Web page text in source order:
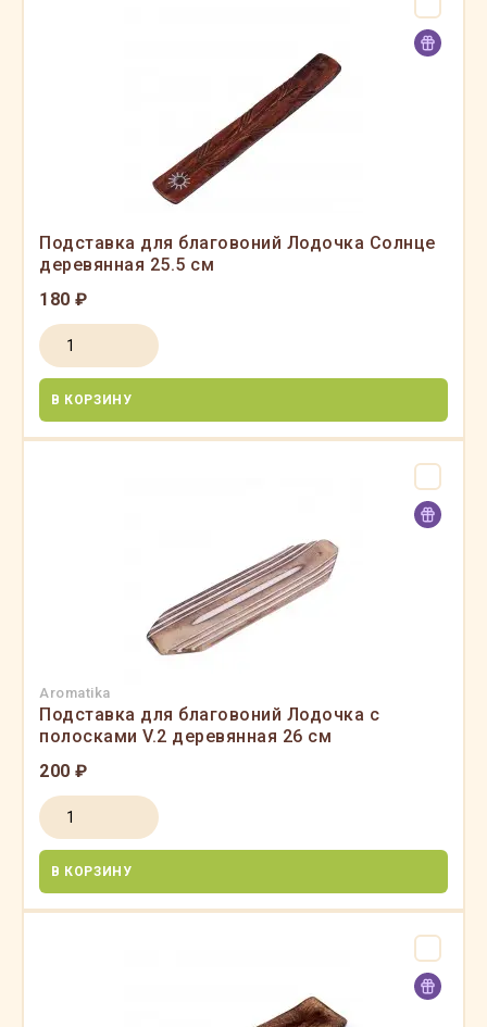
Подставка для благовоний Лодочка Солнце
деревянная 25.5 см
180 ₽
В КОРЗИНУ
Aromatika
Подставка для благовоний Лодочка с
полосками V.2 деревянная 26 см
200 ₽
В КОРЗИНУ